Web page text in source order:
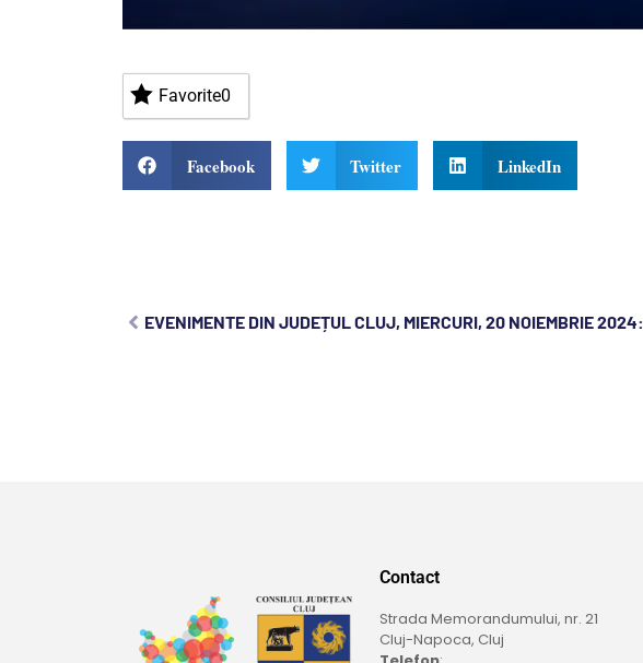
Favorite0
Facebook Twitter LinkedIn
EVENIMENTE DIN JUDEȚUL CLUJ, MIERCURI, 20 NOIEMBRIE 2024:
Contact
Strada Memorandumului, nr. 21
Cluj-Napoca, Cluj